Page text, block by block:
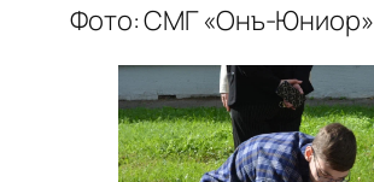
Фото: СМГ «Онъ-Юниор»